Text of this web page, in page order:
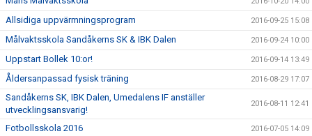
Allsidiga uppvärmningsprogram 2016-09-25 15:08
Målvaktsskola Sandåkerns SK & IBK Dalen 2016-09-24 10:00
Uppstart Bollek 10:or! 2016-09-14 13:49
Åldersanpassad fysisk träning 2016-08-29 17:07
Sandåkerns SK, IBK Dalen, Umedalens IF anställer
utvecklingsansvarig!
2016-08-11 12:41
Fotbollsskola 2016 2016-07-05 14:09